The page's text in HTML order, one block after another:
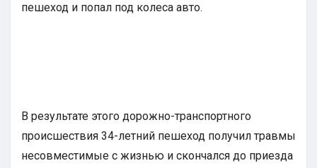
пешеход и попал под колеса авто.
В результате этого дорожно-транспортного
происшествия 34-летний пешеход получил травмы
несовместимые с жизнью и скончался до приезда